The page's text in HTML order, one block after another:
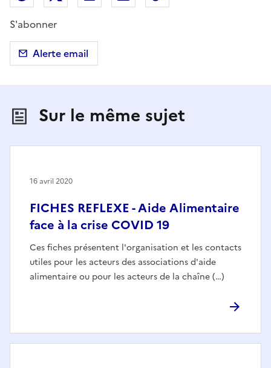
S'abonner
Alerte email
Sur le même sujet
FICHES REFLEXE - Aide Alimentaire
face à la crise COVID 19
Ces fiches présentent l'organisation et les contacts
utiles pour les acteurs des associations d'aide
alimentaire ou pour les acteurs de la chaîne (…)
16 avril 2020